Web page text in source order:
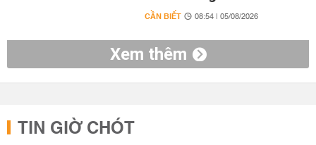
CẦN BIẾT 08:54 | 05/08/2026
Xem thêm
TIN GIỜ CHÓT